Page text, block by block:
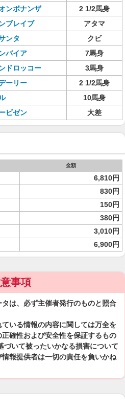
ンボナンザ
2 1/2馬身
ブレイブ
アタマ
ンタ
クビ
バイア
7馬身
ドロッコー
3馬身
ーリー
2 1/2馬身
10馬身
ビゼン 大差
金額
6,810円
830円
150円
380円
3,010円
6,900円
事項
は、必ず主催者発行のものと照合
いる情報の内容に関しては万全を
確性および安全性を保証するもの
づいて被ったいかなる損害について
報提供者は一切の責任を負いかね